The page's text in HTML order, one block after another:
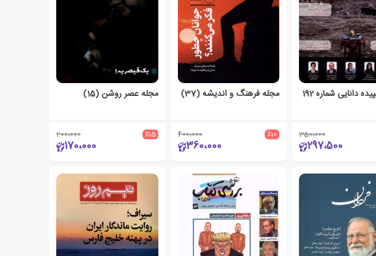
دانایی شماره 192
350،000
297،500
مجله فرهنگ و اندیشه (37)
٪10 400،000
360،000
مجله عصر روشن (15)
٪15 200،000
170،000